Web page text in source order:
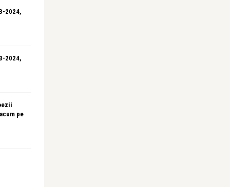
2024,
2024,
pe